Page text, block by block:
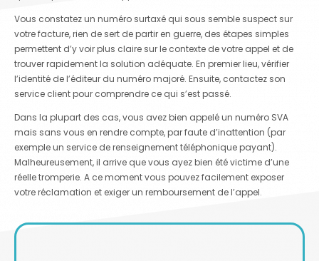
Vous constatez un numéro surtaxé qui sous semble suspect sur
votre facture, rien de sert de partir en guerre, des étapes simples
permettent d’y voir plus claire sur le contexte de votre appel et de
trouver rapidement la solution adéquate. En premier lieu, vérifier
l’identité de l’éditeur du numéro majoré. Ensuite, contactez son
service client pour comprendre ce qui s’est passé.
Dans la plupart des cas, vous avez bien appelé un numéro SVA
mais sans vous en rendre compte, par faute d’inattention (par
exemple un service de renseignement téléphonique payant).
Malheureusement, il arrive que vous ayez bien été victime d’une
réelle tromperie. A ce moment vous pouvez facilement exposer
votre réclamation et exiger un remboursement de l’appel.